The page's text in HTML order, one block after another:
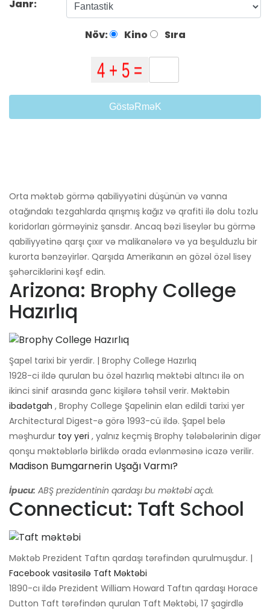
Janr:
Növ: Kino Sıra
GöstəRməK
Orta məktəb görmə qabiliyyətini düşünün və vanna
otağındakı tezgahlarda qırışmış kağız və qrafiti ilə dolu tozlu
koridorları görməyiniz şansdır. Ancaq bəzi liseylər bu görmə
qabiliyyətinə qarşı çıxır və malikanələrə və ya beşulduzlu bir
kurorta bənzəyirlər. Qarşıda Amerikanın ən gözəl özəl lisey
şəhərciklərini kəşf edin.
Arizona: Brophy College
Hazırlıq
Şapel tarixi bir yerdir. | Brophy College Hazırlıq
1928-ci ildə qurulan bu özəl hazırlıq məktəbi altıncı ilə on
ikinci sinif arasında gənc kişilərə təhsil verir. Məktəbin
ibadətgah , Brophy College Şapelinin elan edildi tarixi yer
Architectural Digest-ə görə 1993-cü ildə. Şapel belə
məşhurdur toy yeri , yalnız keçmiş Brophy tələbələrinin digər
qonşu məktəblərlə birlikdə orada evlənməsinə icazə verilir.
Madison Bumgarnerin Uşağı Varmı?
İpucu: ABŞ prezidentinin qardaşı bu məktəbi açdı.
Connecticut: Taft School
Məktəb Prezident Taftın qardaşı tərəfindən qurulmuşdur. |
Facebook vasitəsilə Taft Məktəbi
1890-cı ildə Prezident William Howard Taftın qardaşı Horace
Dutton Taft tərəfindən qurulan Taft Məktəbi, 17 şagirdlə